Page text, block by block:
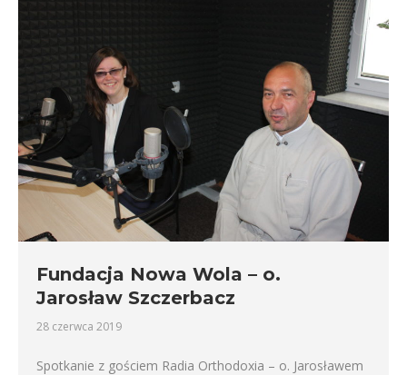
Fundacja Nowa Wola – o.
Jarosław Szczerbacz
28 czerwca 2019
Spotkanie z gościem Radia Orthodoxia – o. Jarosławem